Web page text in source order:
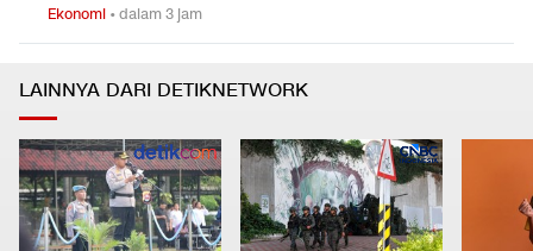
Ekonomi •dalam 3 jam
LAINNYA DARI DETIKNETWORK